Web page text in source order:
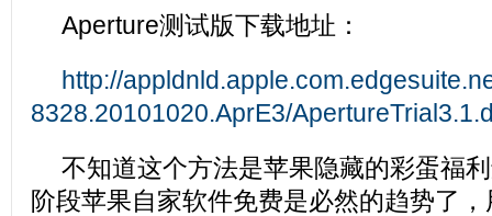
Aperture测试版下载地址：
http://
8328.20101020.AprE3/
不知道这个方法是苹果隐藏的彩蛋福
阶段苹果自家软件免费是必然的趋势了